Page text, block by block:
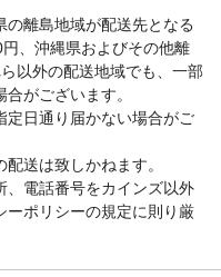
、鋼製ばね
離島地域が配送先となる
、沖縄県およびその他離
以外の配送地域でも、一部
がございます。
定日通り届かない場合がご
送は致しかねます。
、電話番号をカインズ以外
ーポリシーの規定に則り厳